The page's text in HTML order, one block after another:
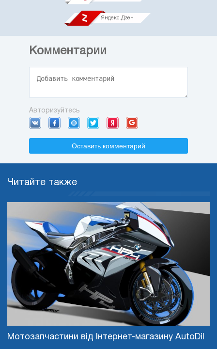
Яндекс.Дзен
Комментарии
Авторизуйтесь
Оставить комментарий
Читайте также
Мотозапчастини від Інтернет-магазину AutoDil